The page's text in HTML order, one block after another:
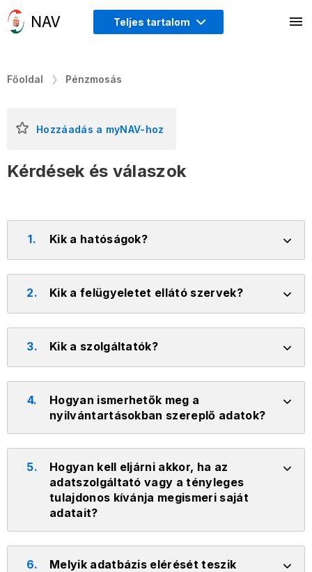
Teljes tartalom
Főoldal Pénzmosás
Kérdések és válaszok
Hozzáadás a myNAV-hoz
1. Kik a hatóságok?
2. Kik a felügyeletet ellátó szervek?
3. Kik a szolgáltatók?
4.
Hogyan ismerhetők meg a
nyilvántartásokban szereplő adatok?
5.
Hogyan kell eljárni akkor, ha az
adatszolgáltató vagy a tényleges
tulajdonos kívánja megismeri saját
adatait?
6.
Melyik adatbázis elérését teszik